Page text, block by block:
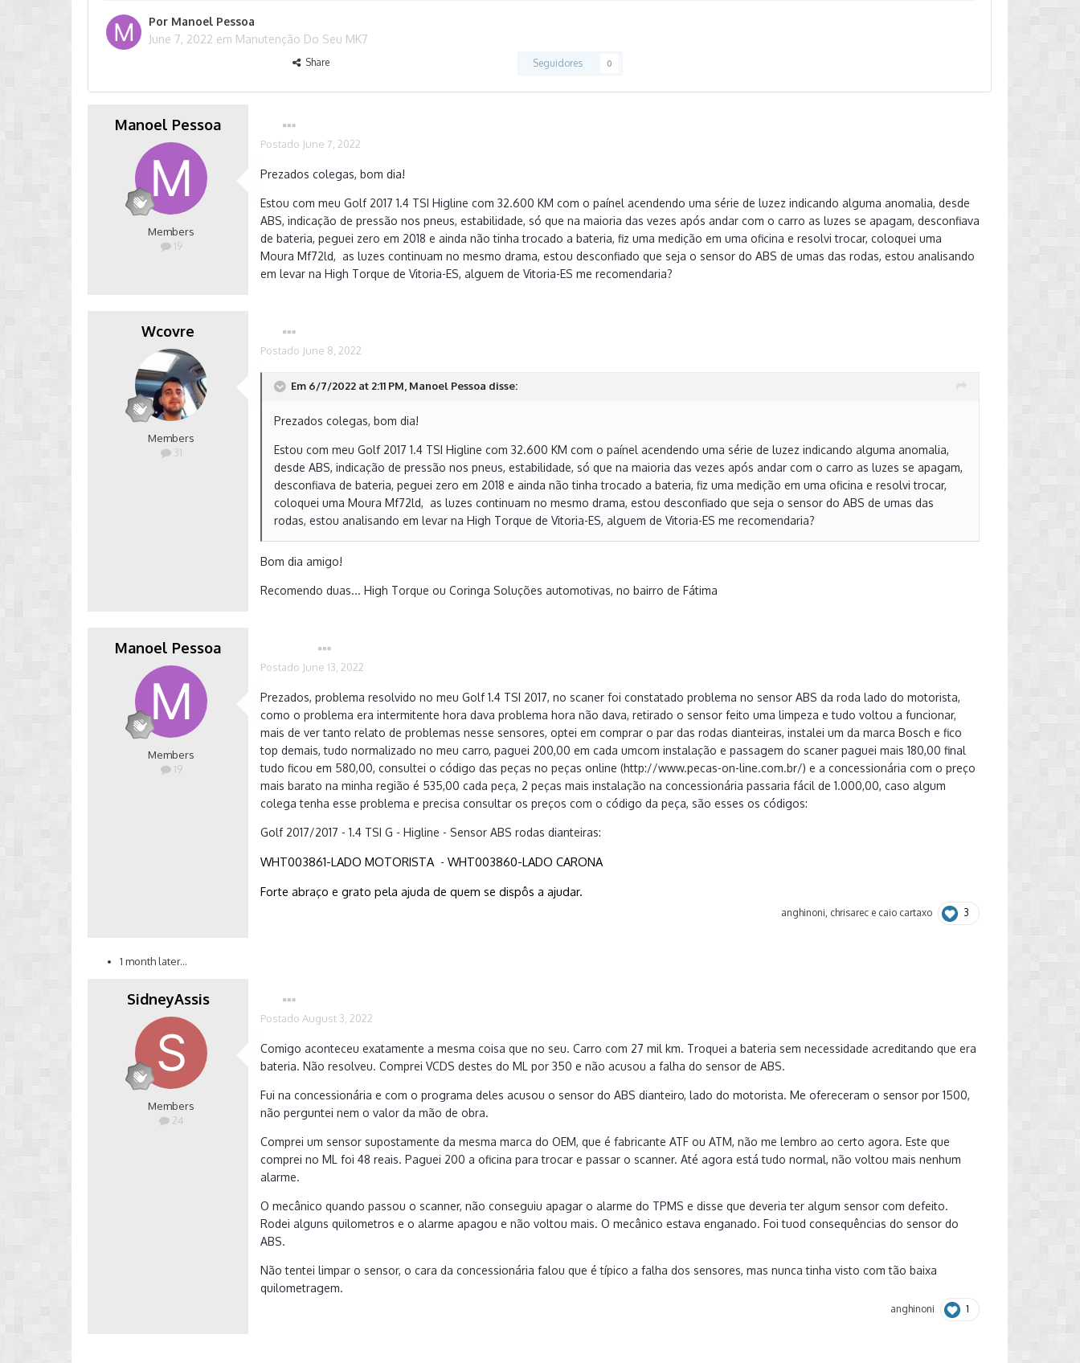
Por Manoel Pessoa
June 7, 2022 em Manutenção Do Seu MK7
Share Seguidores 0
Manoel Pessoa
Members
19
Postado June 7, 2022
Prezados colegas, bom dia!
Estou com meu Golf 2017 1.4 TSI Higline com 32.600 KM com o paínel acendendo uma série de luzez indicando alguma anomalia, desde
ABS, indicação de pressão nos pneus, estabilidade, só que na maioria das vezes após andar com o carro as luzes se apagam, desconfiava
de bateria, peguei zero em 2018 e ainda não tinha trocado a bateria, fiz uma medição em uma oficina e resolvi trocar, coloquei uma
Moura Mf72ld, as luzes continuam no mesmo drama, estou desconfiado que seja o sensor do ABS de umas das rodas, estou analisando
em levar na High Torque de Vitoria-ES, alguem de Vitoria-ES me recomendaria?
Wcovre
Members
31
Postado June 8, 2022
Em 6/7/2022 at 2:11 PM, Manoel Pessoa disse:
Prezados colegas, bom dia!
Estou com meu Golf 2017 1.4 TSI Higline com 32.600 KM com o paínel acendendo uma série de luzez indicando alguma anomalia,
desde ABS, indicação de pressão nos pneus, estabilidade, só que na maioria das vezes após andar com o carro as luzes se apagam,
desconfiava de bateria, peguei zero em 2018 e ainda não tinha trocado a bateria, fiz uma medição em uma oficina e resolvi trocar,
coloquei uma Moura Mf72ld, as luzes continuam no mesmo drama, estou desconfiado que seja o sensor do ABS de umas das
rodas, estou analisando em levar na High Torque de Vitoria-ES, alguem de Vitoria-ES me recomendaria?
Bom dia amigo!
Recomendo duas... High Torque ou Coringa Soluções automotivas, no bairro de Fátima
Manoel Pessoa
Members
19
Postado June 13, 2022
Prezados, problema resolvido no meu Golf 1.4 TSI 2017, no scaner foi constatado problema no sensor ABS da roda lado do motorista,
como o problema era intermitente hora dava problema hora não dava, retirado o sensor feito uma limpeza e tudo voltou a funcionar,
mais de ver tanto relato de problemas nesse sensores, optei em comprar o par das rodas dianteiras, instalei um da marca Bosch e fico
top demais, tudo normalizado no meu carro, paguei 200,00 em cada umcom instalação e passagem do scaner paguei mais 180,00 final
tudo ficou em 580,00, consultei o código das peças no peças online (http://www.pecas-on-line.com.br/) e a concessionária com o preço
mais barato na minha região é 535,00 cada peça, 2 peças mais instalação na concessionária passaria fácil de 1.000,00, caso algum
colega tenha esse problema e precisa consultar os preços com o código da peça, são esses os códigos:
Golf 2017/2017 - 1.4 TSI G - Higline - Sensor ABS rodas dianteiras:
WHT003861-LADO MOTORISTA -WHT003860-LADO CARONA
Forte abraço e grato pela ajuda de quem se dispôs a ajudar.
anghinoni, chrisarec e caio cartaxo 3
1 month later...
SidneyAssis
Members
24
Postado August 3, 2022
Comigo aconteceu exatamente a mesma coisa que no seu. Carro com 27 mil km. Troquei a bateria sem necessidade acreditando que era
bateria. Não resolveu. Comprei VCDS destes do ML por 350 e não acusou a falha do sensor de ABS.
Fui na concessionária e com o programa deles acusou o sensor do ABS dianteiro, lado do motorista. Me ofereceram o sensor por 1500,
não perguntei nem o valor da mão de obra.
Comprei um sensor supostamente da mesma marca do OEM, que é fabricante ATF ou ATM, não me lembro ao certo agora. Este que
comprei no ML foi 48 reais. Paguei 200 a oficina para trocar e passar o scanner. Até agora está tudo normal, não voltou mais nenhum
alarme.
O mecânico quando passou o scanner, não conseguiu apagar o alarme do TPMS e disse que deveria ter algum sensor com defeito.
Rodei alguns quilometros e o alarme apagou e não voltou mais. O mecânico estava enganado. Foi tuod consequências do sensor do
ABS.
Não tentei limpar o sensor, o cara da concessionária falou que é típico a falha dos sensores, mas nunca tinha visto com tão baixa
quilometragem.
anghinoni 1